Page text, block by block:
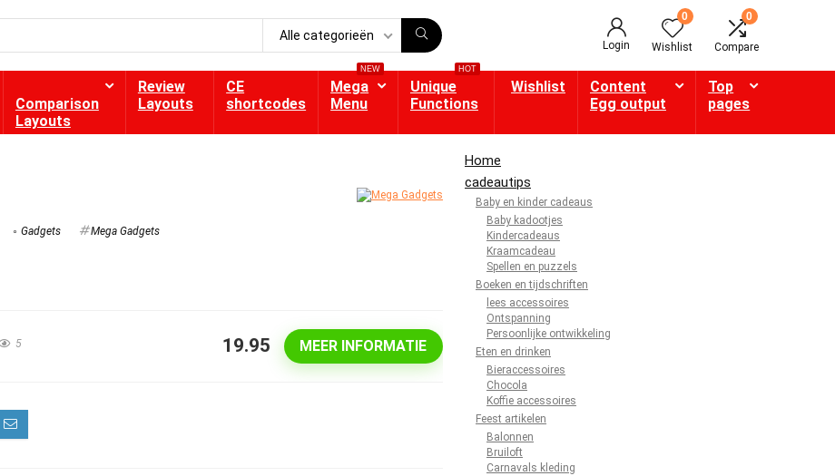
Alle categorieën
Login
0
Wishlist
0
Compare
Comparison
Layouts
Review
Layouts
CE
shortcodes
Mega
Menu
NEW
Unique
Functions
HOT
Wishlist
Content
Egg output
Top
pages
Gadgets Mega Gadgets
5 19.95 MEER INFORMATIE
Home
cadeautips
Baby en kinder cadeaus
Baby kadootjes
Kindercadeaus
Kraamcadeau
Spellen en puzzels
Boeken en tijdschriften
lees accessoires
Ontspanning
Persoonlijke ontwikkeling
Eten en drinken
Bieraccessoires
Chocola
Koffie accessoires
Feest artikelen
Balonnen
Bruiloft
Carnavals kleding